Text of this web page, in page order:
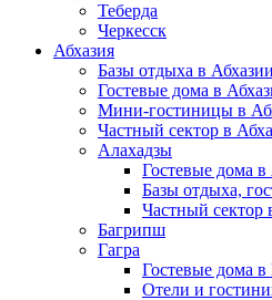
Теберда
Черкесск
Абхазия
Базы отдыха в Абхазии
Гостевые дома в
Мини-гостиницы в
Частный сектор в
Алахадзы
Гостевые дома
Базы отдыха,
Частный сектор
Багрипш
Гагра
Гостевые дома в
Отели и